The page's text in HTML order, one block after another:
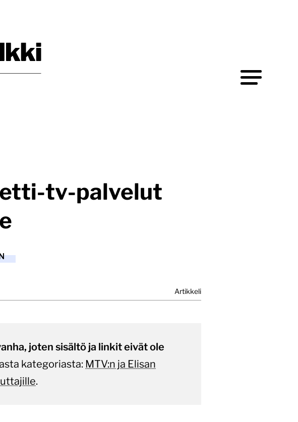
tv-palvelut
Artikkeli
joten sisältö ja linkit eivät ole
kategoriasta: MTV:n ja Elisan
.